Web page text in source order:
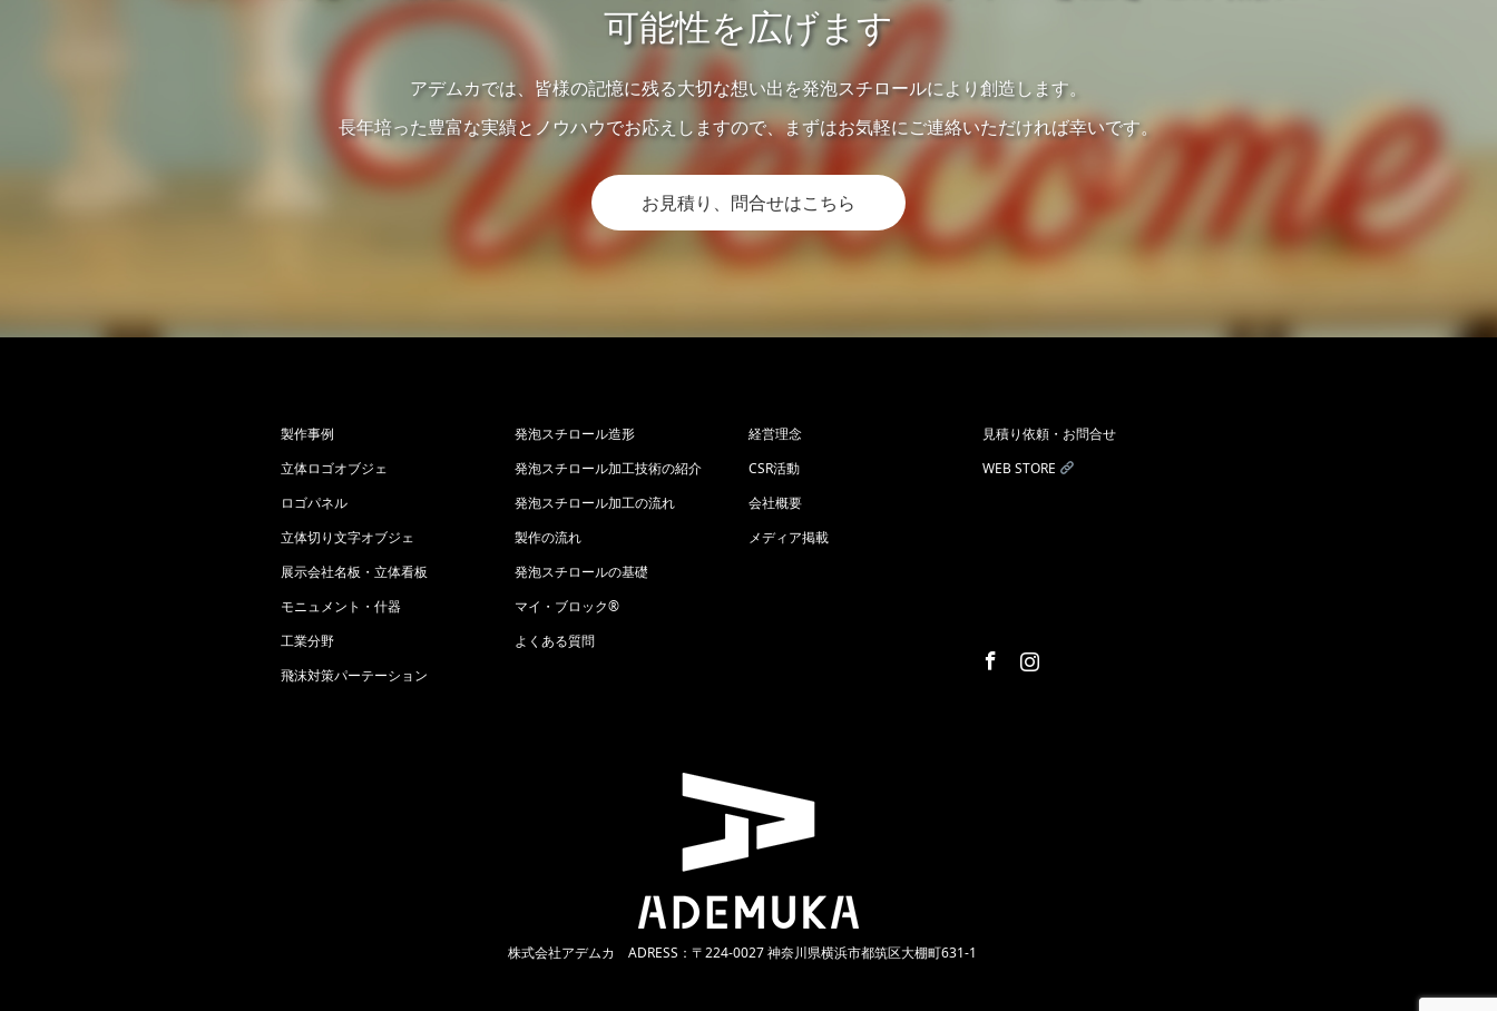
可能性を広げます
アデムカでは、皆様の記憶に残る大切な想い出を発泡スチロールにより創造します。
長年培った豊富な実績とノウハウでお応えしますので、まずはお気軽にご連絡いただければ幸いです。
お見積り、問合せはこちら
製作事例
立体ロゴオブジェ
ロゴパネル
立体切り文字オブジェ
展示会社名板・立体看板
モニュメント・什器
工業分野
飛沫対策パーテーション
発泡スチロール造形
発泡スチロール加工技術の紹介
発泡スチロール加工の流れ
製作の流れ
発泡スチロールの基礎
マイ・ブロック®
よくある質問
経営理念
CSR活動
会社概要
メディア掲載
見積り依頼・お問合せ
WEB STORE
株式会社アデムカ ADRESS：〒224-0027 神奈川県横浜市都筑区大棚町631-1